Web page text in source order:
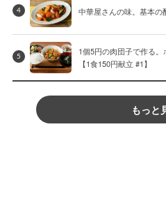
4 中華屋さんの味。基本の
5
1個5円の肉団子で作る。
【1食150円献立 #1】
もっと